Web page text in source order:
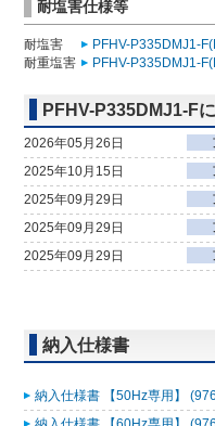
耐塩害仕様等
耐塩害
PFHV-P335DMJ1-
耐重塩害
PFHV-P335DMJ1-
PFHV-P335DMJ1-F
2026年05月26日
2025年10月15日
2025年09月29日
2025年09月29日
2025年09月29日
納入仕様書
納入仕様書 【50Hz専用】